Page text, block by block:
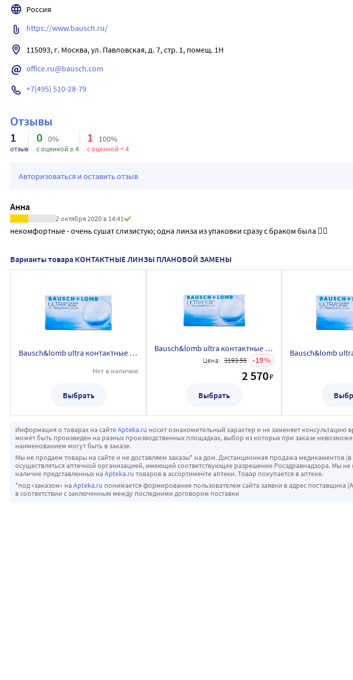
протяжении всего дня; и одновременно отличную кислородную проницаемость, что крайне
дизайн задней поверхности линз Bausch+Lomb ULTRA*, их удивительная мягкость и тонкий
комфортным: линзы практически неощутимы как сразу после надевания, так и на протяжении
с нашими гаджетами. За последнее десятилетие наши зрительные потребности значительно
предлагает новые разработки, но среди кон­тактных линз ежемесячной замены
только появился первый смартфон. Bausch+Lomb ULTRA* для эпохи цифровых технологий
Россия
https://www.bausch.ru/
115093, г. Москва, ул. Павловская, д. 7, стр. 1, помещ. 1Н
office.ru@bausch.com
+7(495) 510-28-79
Отзывы
1
отзыв
0 0%
с оценкой ≥ 4
1 100%
с оценкой < 4
Авторизоваться и оставить отзыв
Анна
2 октября 2020 в 14:41
некомфортные - очень сушат слизистую; одна линза из упаковки сразу с браком была 👎🏼
Варианты товара КОНТАКТНЫЕ ЛИНЗЫ ПЛАНОВОЙ ЗАМЕНЫ
Bausch&lomb ultra контактные линзы плановой замены/-6,00/ 3 шт.
Нет в наличии
Выбрать
Bausch&lomb ultra контактные линзы плановой замены/-6,00/ 6 шт.
Цена: 3193.55 19
2 570₽
Выбрать
Информация о товарах на сайтеApteka.ru носит ознакомительный характер и не заменяет
может быть произведен на разных производственных площадках, выбор из которых при заказе
наименованием могут быть в заказе.
Мы не продаем товары на сайте и не доставляем заказы* на дом. Дистанционная продажа медикаментов (в
осуществляться аптечной организацией, имеющей соответствующее разрешение Росздравнадзора. Мы
наличие представленных на Apteka.ru товаров в ассортименте аптеки. Товар покупается в аптеке.
*под «заказом» на Apteka.ru понимается формирование пользователем сайта заявки в адрес
в соответствии с заключенным между последними договором поставки